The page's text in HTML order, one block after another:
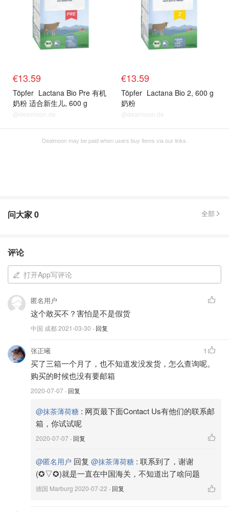
€13.59
Töpfer Lactana Bio Pre 有机
奶粉 适合新生儿, 600 g
@dealmoon.de
€13.59
Töpfer Lactana Bio 2, 600 g
奶粉
@dealmoon.de
Dealmoon may be paid when users buy items via our links.
问大家0 全部
评论
打开App写评论
匿名用户
这个敢买不？害怕是不是假货
中国 成都2021-03-30 · 回复
张正曦
买了三箱一个月了，也不知道发没发货，怎么查询呢。
购买的时候也没有要邮箱
2020-07-07 · 回复
1
@抹茶薄荷糖 : 网页最下面Contact Us有他们的联系邮
箱，你试试呢
2020-07-07 · 回复
@匿名用户 回复 @抹茶薄荷糖 : 联系到了，谢谢
(✪▽✪)就是一直在中国海关，不知道出了啥问题
德国 Marburg 2020-07-22 · 回复